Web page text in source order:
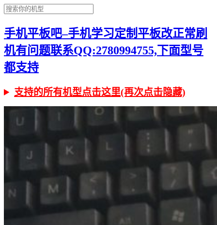
手机平板吧–手机学习定制平板改正常刷
机有问题联系QQ:2780994755,下面型号
都支持
支持的所有机型点击这里(再次点击隐藏)